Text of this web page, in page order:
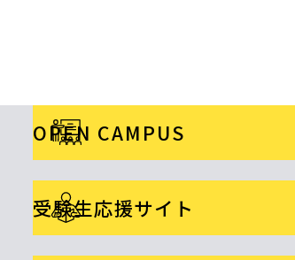
OPEN CAMPUS
受験生応援サイト